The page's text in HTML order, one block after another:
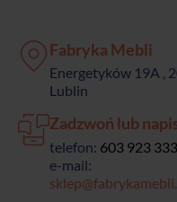
Fabryka Mebli
Energetyków 19A ,
Lublin
Zadzwoń lub
telefon: 603 923 333
e-mail: